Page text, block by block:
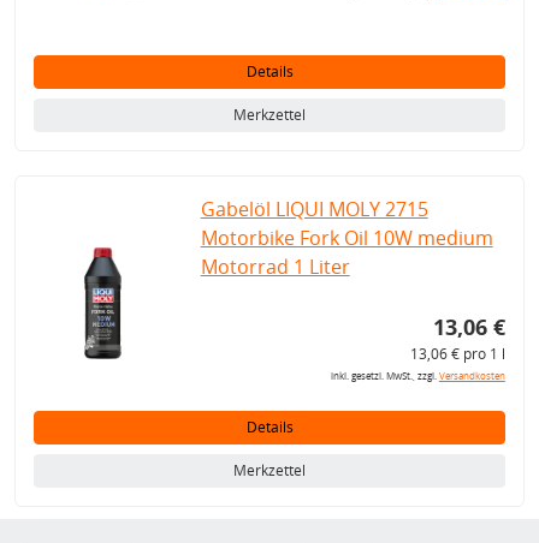
Details
Merkzettel
Gabelöl LIQUI MOLY 2715
Motorbike Fork Oil 10W medium
Motorrad 1 Liter
13,06 €
13,06 € pro 1 l
inkl. gesetzl. MwSt., zzgl.Versandkosten
Details
Merkzettel